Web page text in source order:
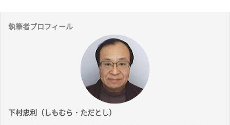
執筆者プロフィール
下村忠利（しもむら・ただとし）